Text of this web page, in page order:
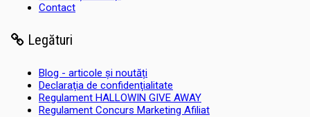
Contact
Legături
Blog - articole și noutăți
Declaraţia de confidenţialitate
Regulament HALLOWIN GIVE AWAY
Regulament Concurs Marketing Afiliat